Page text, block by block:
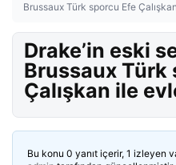
Brussaux Türk sporcu Efe
Drake’in eski
Brussaux Türk
Çalışkan ile
Bu konu 0 yanıt içerir, 1 izleyen